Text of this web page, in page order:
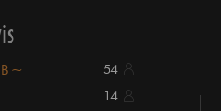
~ 54
14